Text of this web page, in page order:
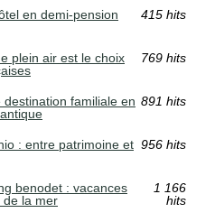
en demi-pension
415 hits
plein air est le choix
769 hits
familiale en 891 hits
: entre patrimoine et 956 hits
benodet : vacances
de la mer
1 166
hits